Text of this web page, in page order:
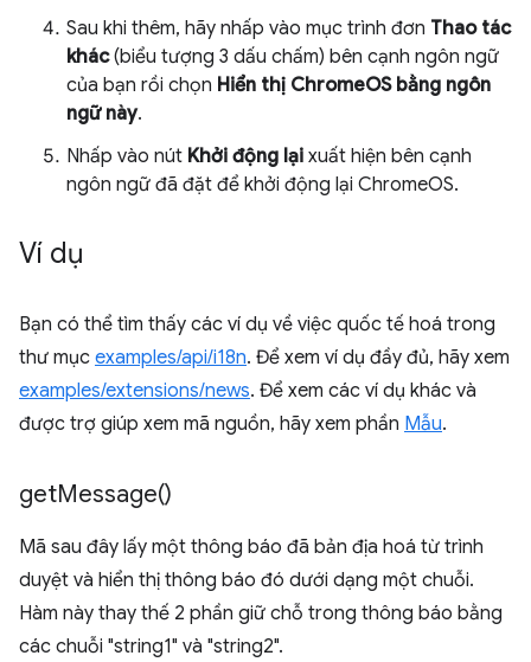
Sau khi thêm, hãy nhấp vào mục trình đơn Thao tác
khác(biểu tượng 3 dấu chấm) bên cạnh ngôn ngữ
của bạn rồi chọn Hiển thị ChromeOS bằng ngôn
ngữ này.
Nhấp vào nút Khởi động lại xuất hiện bên cạnh
ngôn ngữ đã đặt để khởi động lại ChromeOS.
Ví dụ
Bạn có thể tìm thấy các ví dụ về việc quốc tế hoá trong
thư mục examples/api/i18n. Để xem ví dụ đầy đủ, hãy xem
examples/extensions/news. Để xem các ví dụ khác và
được trợ giúp xem mã nguồn, hãy xem phần Mẫu.
getMessage()
Mã sau đây lấy một thông báo đã bản địa hoá từ trình
duyệt và hiển thị thông báo đó dưới dạng một chuỗi.
Hàm này thay thế 2 phần giữ chỗ trong thông báo bằng
các chuỗi "string1" và "string2".